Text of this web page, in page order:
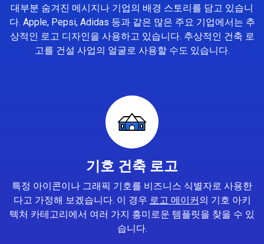
대부분 숨겨진 메시지나 기업의 배경 스토리를 담고 있습니
다. Apple, Pepsi, Adidas 등과 같은 많은 주요 기업에서는 추
상적인 로고 디자인을 사용하고 있습니다. 추상적인 건축 로
고를 건설 사업의 얼굴로 사용할 수도 있습니다.
기호 건축 로고
특정 아이콘이나 그래픽 기호를 비즈니스 식별자로 사용한
다고 가정해 보겠습니다. 이 경우 로고 메이커의 기호 아키
텍처 카테고리에서 여러 가지 흥미로운 템플릿을 찾을 수 있
습니다.